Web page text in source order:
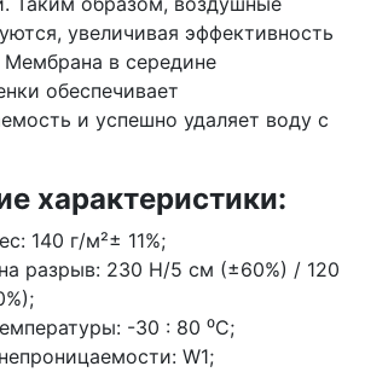
увеличивая эффективность
в середине
обеспечивает
и успешно удаляет воду с
характеристики:
140 г/м²± 11%;
разрыв: 230 Н/5 см (±60%) / 120
-30 : 80 ⁰C;
W1;